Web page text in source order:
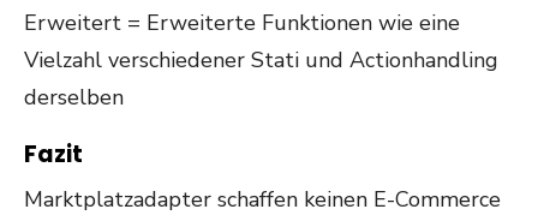
Erweitert = Erweiterte Funktionen wie eine
Vielzahl verschiedener Stati und Actionhandling
derselben
Fazit
Marktplatzadapter schaffen keinen E-Commerce